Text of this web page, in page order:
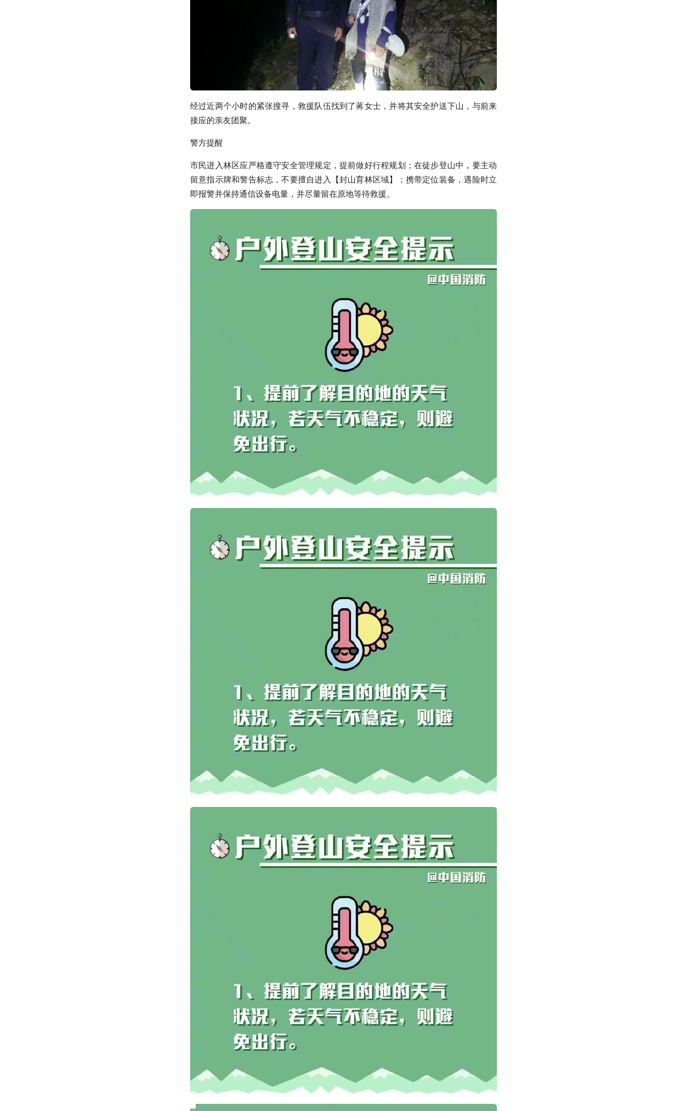
经过近两个小时的紧张搜寻，救援队伍找到了蒋女士，并将其安全护送下山，与前来
接应的亲友团聚。
警方提醒
市民进入林区应严格遵守安全管理规定，提前做好行程规划；在徒步登山中，要主动
留意指示牌和警告标志，不要擅自进入【封山育林区域】；携带定位装备，遇险时立
即报警并保持通信设备电量，并尽量留在原地等待救援。